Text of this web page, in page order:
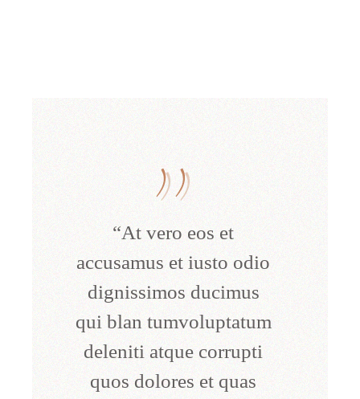
“At vero eos et
accusamus et iusto odio
dignissimos ducimus
qui blan tumvoluptatum
deleniti atque corrupti
quos dolores et quas